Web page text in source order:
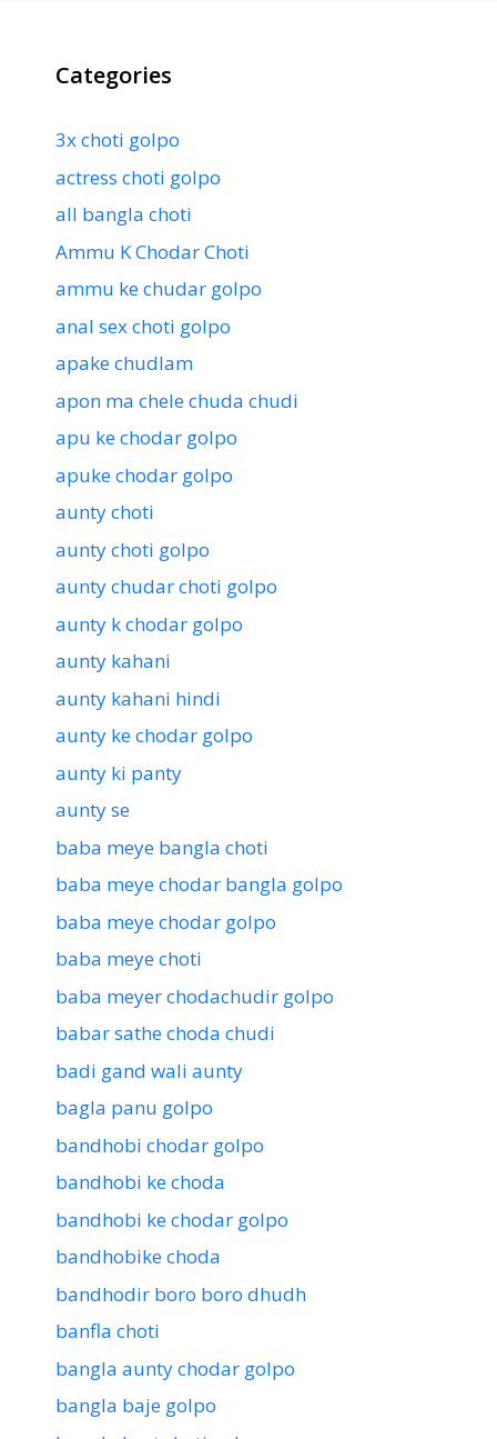
Categories
3x choti golpo
actress choti golpo
all bangla choti
Ammu K Chodar Choti
ammu ke chudar golpo
anal sex choti golpo
apake chudlam
apon ma chele chuda chudi
apu ke chodar golpo
apuke chodar golpo
aunty choti
aunty choti golpo
aunty chudar choti golpo
aunty k chodar golpo
aunty kahani
aunty kahani hindi
aunty ke chodar golpo
aunty ki panty
aunty se
baba meye bangla choti
baba meye chodar bangla golpo
baba meye chodar golpo
baba meye choti
baba meyer chodachudir golpo
babar sathe choda chudi
badi gand wali aunty
bagla panu golpo
bandhobi chodar golpo
bandhobi ke choda
bandhobi ke chodar golpo
bandhobike choda
bandhodir boro boro dhudh
banfla choti
bangla aunty chodar golpo
bangla baje golpo